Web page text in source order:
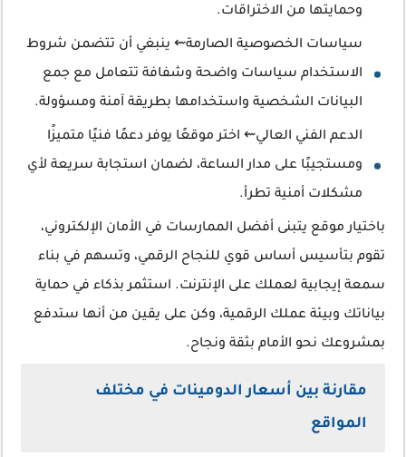
وحمايتها من الاختراقات.
سياسات الخصوصية الصارمة⇜ ينبغي أن تتضمن شروط
الاستخدام سياسات واضحة وشفافة تتعامل مع جمع
البيانات الشخصية واستخدامها بطريقة آمنة ومسؤولة.
الدعم الفني العالي⇜ اختر موقعًا يوفر دعمًا فنيًا متميزًا
ومستجيبًا على مدار الساعة، لضمان استجابة سريعة لأي
مشكلات أمنية تطرأ.
باختيار موقع يتبنى أفضل الممارسات في الأمان الإلكتروني،
تقوم بتأسيس أساس قوي للنجاح الرقمي، وتسهم في بناء
سمعة إيجابية لعملك على الإنترنت. استثمر بذكاء في حماية
بياناتك وبيئة عملك الرقمية، وكن على يقين من أنها ستدفع
بمشروعك نحو الأمام بثقة ونجاح.
مقارنة بين أسعار الدومينات في مختلف
المواقع